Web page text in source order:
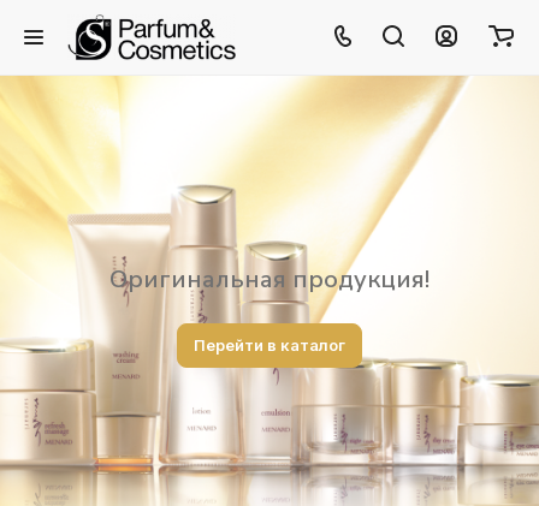
Оригинальная продукция!
Перейти в каталог